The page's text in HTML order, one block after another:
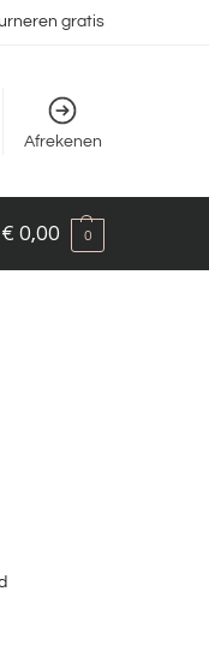
gratis
Afrekenen
€ 0,00 0